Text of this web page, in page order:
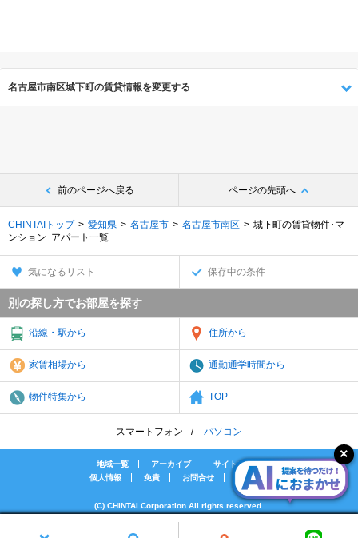
名古屋市南区城下町の賃貸情報を変更する
前のページへ戻る ページの先頭へ
CHINTAIトップ 愛知県 名古屋市 名古屋市南区
城下町の賃貸物件･マ
ンション･アパート一覧
気になるリスト 保存中の条件
別の探し方でお部屋を探す
沿線・駅から 住所から
家賃相場から 通勤通学時間から
物件特集から TOP
スマートフォン パソコン
地域一覧 アーカイブ
サイトマップ
個人情報
免責 お問合せ 会社案内
(C) CHINTAI Corporation All rights reserved.
[PR]賃貸物件の疑問解決！教えてエイブルAGENT